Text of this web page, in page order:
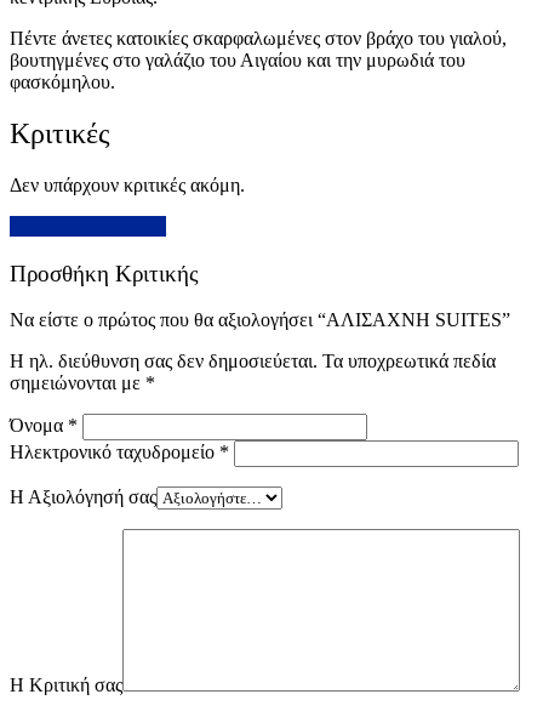
Πέντε άνετες κατοικίες σκαρφαλωμένες στον βράχο του γιαλού,
βουτηγμένες στο γαλάζιο του Αιγαίου και την μυρωδιά του
φασκόμηλου.
Κριτικές
Δεν υπάρχουν κριτικές ακόμη.
Προσθήκη Κριτικής
Να είστε ο πρώτος που θα αξιολογήσει “ΑΛΙΣΑΧΝΗ SUITES”
Η ηλ. διεύθυνση σας δεν δημοσιεύεται. Τα υποχρεωτικά πεδία
σημειώνονται με *
Όνομα *
Ηλεκτρονικό ταχυδρομείο *
Η Αξιολόγησή σας
Η Κριτική σας